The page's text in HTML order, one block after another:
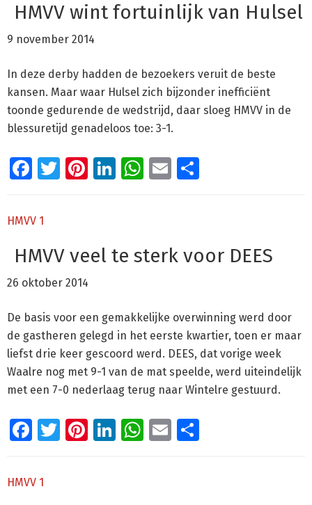
HMVV wint fortuinlijk van Hulsel
9 november 2014
In deze derby hadden de bezoekers veruit de beste
kansen. Maar waar Hulsel zich bijzonder inefficiënt
toonde gedurende de wedstrijd, daar sloeg HMVV in de
blessuretijd genadeloos toe: 3-1.
Facebook
Twitter
Pinterest
LinkedIn
WhatsApp
Email
HMVV 1
HMVV veel te sterk voor DEES
26 oktober 2014
De basis voor een gemakkelijke overwinning werd door
de gastheren gelegd in het eerste kwartier, toen er maar
liefst drie keer gescoord werd. DEES, dat vorige week
Waalre nog met 9-1 van de mat speelde, werd uiteindelijk
met een 7-0 nederlaag terug naar Wintelre gestuurd.
Facebook
Twitter
Pinterest
LinkedIn
WhatsApp
Email
HMVV 1